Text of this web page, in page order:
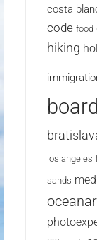
costa
code food
hiking
board
los angeles
sands